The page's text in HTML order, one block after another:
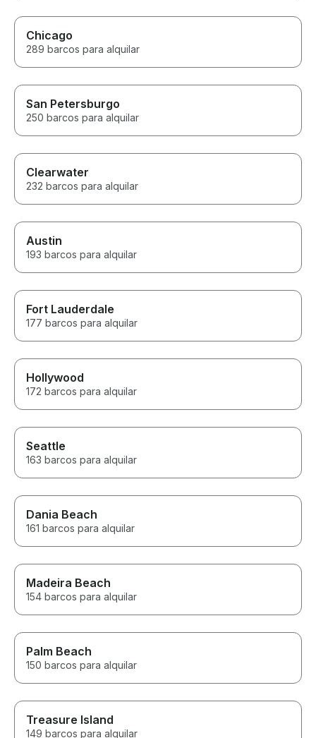
Chicago
289 barcos para alquilar
San Petersburgo
250 barcos para alquilar
Clearwater
232 barcos para alquilar
Austin
193 barcos para alquilar
Fort Lauderdale
177 barcos para alquilar
Hollywood
172 barcos para alquilar
Seattle
163 barcos para alquilar
Dania Beach
161 barcos para alquilar
Madeira Beach
154 barcos para alquilar
Palm Beach
150 barcos para alquilar
Treasure Island
149 barcos para alquilar